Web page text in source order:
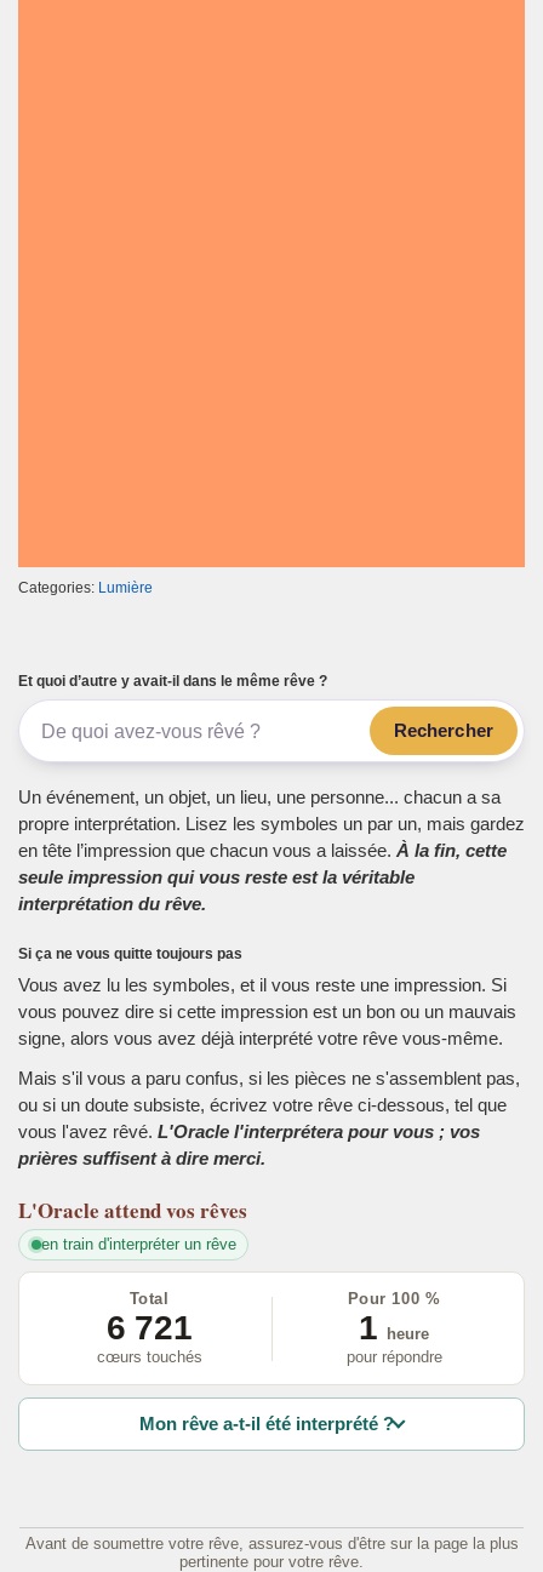
Categories: Lumière
Et quoi d’autre y avait-il dans le même rêve ?
Rechercher
Un événement, un objet, un lieu, une personne... chacun a sa
propre interprétation. Lisez les symboles un par un, mais gardez
en tête l’impression que chacun vous a laissée. À la fin, cette
seule impression qui vous reste est la véritable
interprétation du rêve.
Si ça ne vous quitte toujours pas
Vous avez lu les symboles, et il vous reste une impression. Si
vous pouvez dire si cette impression est un bon ou un mauvais
signe, alors vous avez déjà interprété votre rêve vous-même.
Mais s'il vous a paru confus, si les pièces ne s'assemblent pas,
ou si un doute subsiste, écrivez votre rêve ci-dessous, tel que
vous l'avez rêvé. L'Oracle l'interprétera pour vous ; vos
prières suffisent à dire merci.
L'Oracle attend vos rêves
en train d'interpréter un rêve
Total
6 721
cœurs touchés
Pour 100 %
1
heure
pour répondre
Mon rêve a-t-il été interprété ?
Avant de soumettre votre rêve, assurez-vous d'être sur la page la plus
pertinente pour votre rêve.